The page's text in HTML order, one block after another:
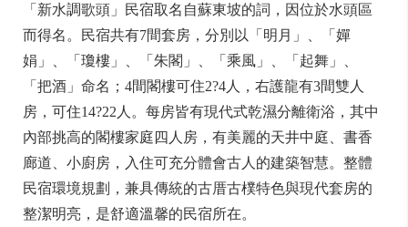
「新水調歌頭」民宿取名自蘇東坡的詞，因位於水頭區
而得名。民宿共有7間套房，分別以「明月」、「嬋
娟」、「瓊樓」、「朱閣」、「乘風」、「起舞」、
「把酒」命名；4間閣樓可住2?4人，右護龍有3間雙人
房，可住14?22人。每房皆有現代式乾濕分離衛浴，其中
內部挑高的閣樓家庭四人房，有美麗的天井中庭、書香
廊道、小廚房，入住可充分體會古人的建築智慧。整體
民宿環境規劃，兼具傳統的古厝古樸特色與現代套房的
整潔明亮，是舒適溫馨的民宿所在。